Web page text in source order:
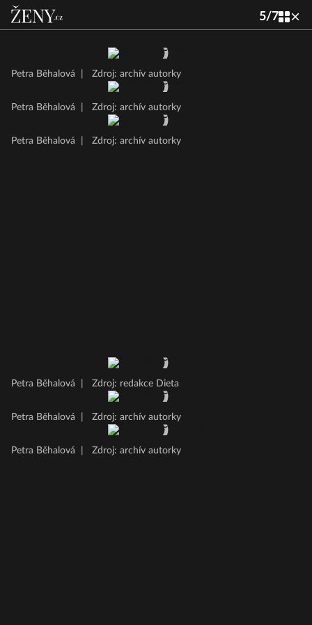
5/7
Petra Běhalová Zdroj: archív autorky
Petra Běhalová Zdroj: archív autorky
Petra Běhalová Zdroj: archív autorky
Petra Běhalová Zdroj: redakce Dieta
Petra Běhalová Zdroj: archív autorky
Petra Běhalová Zdroj: archív autorky